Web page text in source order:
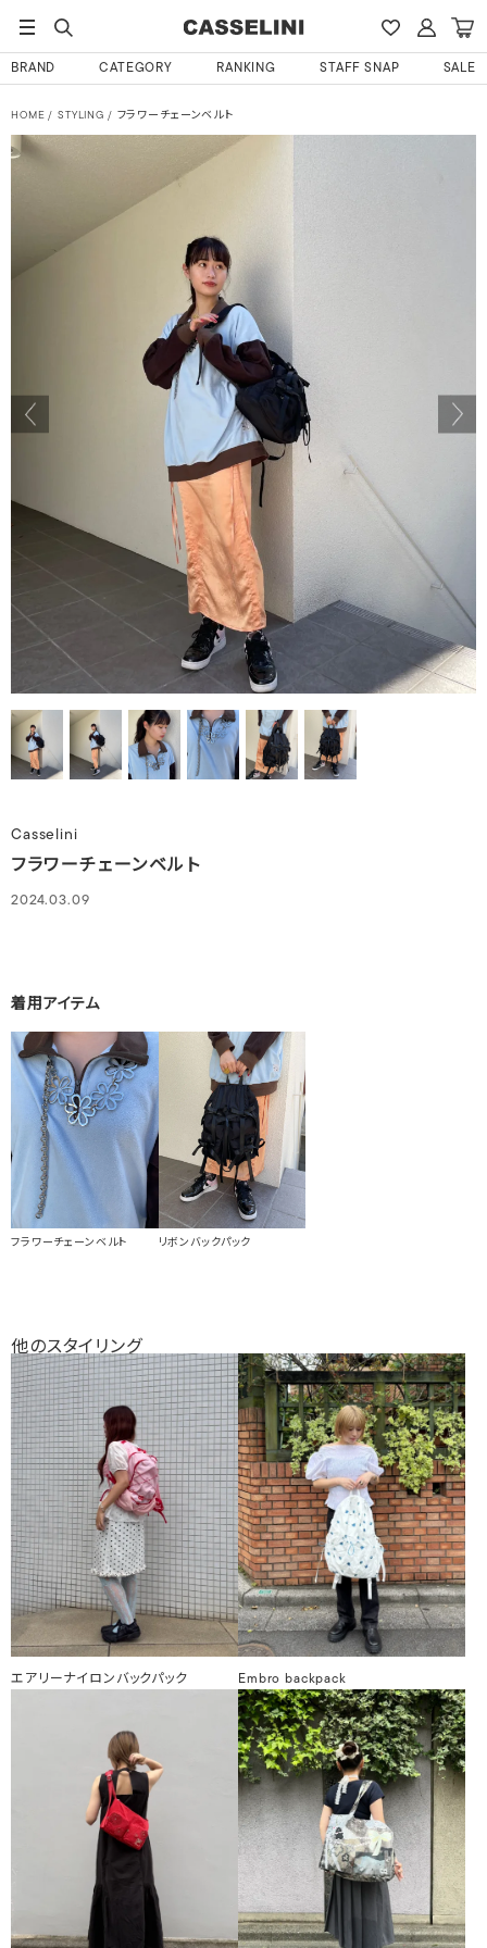
BRAND CATEGORY RANKING STAFF SNAP SALE
HOME STYLING フラワーチェーンベルト
Casselini
フラワーチェーンベルト
2024.03.09
着用アイテム
フラワーチェーンベルト リボンバックパック
他のスタイリング
エアリーナイロンバックパック Embro backpack